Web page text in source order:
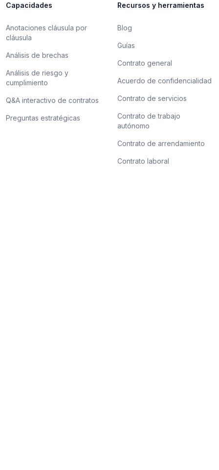
Capacidades
Anotaciones cláusula por
cláusula
Análisis de brechas
Análisis de riesgo y
cumplimiento
Q&A interactivo de contratos
Preguntas estratégicas
Recursos y herramientas
Blog
Guías
Contrato general
Acuerdo de confidencialidad
Contrato de servicios
Contrato de trabajo
autónomo
Contrato de arrendamiento
Contrato laboral